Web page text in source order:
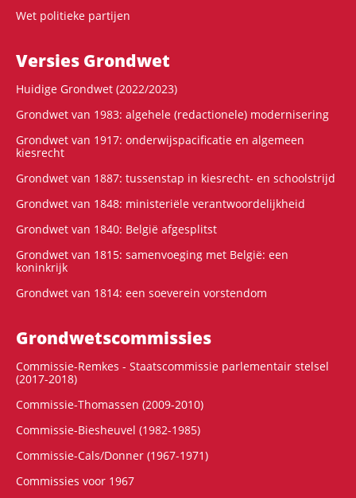
Wet politieke partijen
Versies Grondwet
Huidige Grondwet (2022/2023)
Grondwet van 1983: algehele (redactionele) modernisering
Grondwet van 1917: onderwijspacificatie en algemeen
kiesrecht
Grondwet van 1887: tussenstap in kiesrecht- en schoolstrijd
Grondwet van 1848: ministeriële verantwoordelijkheid
Grondwet van 1840: België afgesplitst
Grondwet van 1815: samenvoeging met België: een
koninkrijk
Grondwet van 1814: een soeverein vorstendom
Grondwets­commissies
Commissie-Remkes - Staatscommissie parlementair stelsel
(2017-2018)
Commissie-Thomassen (2009-2010)
Commissie-Biesheuvel (1982-1985)
Commissie-Cals/Donner (1967-1971)
Commissies voor 1967